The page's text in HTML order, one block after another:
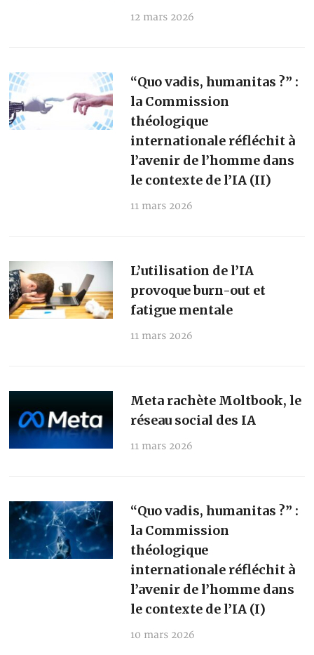
12 mars 2026
“Quo vadis, humanitas ?” :
la Commission
théologique
internationale réfléchit à
l’avenir de l’homme dans
le contexte de l’IA (II)
11 mars 2026
L’utilisation de l’IA
provoque burn-out et
fatigue mentale
11 mars 2026
Meta rachète Moltbook, le
réseau social des IA
11 mars 2026
“Quo vadis, humanitas ?” :
la Commission
théologique
internationale réfléchit à
l’avenir de l’homme dans
le contexte de l’IA (I)
10 mars 2026